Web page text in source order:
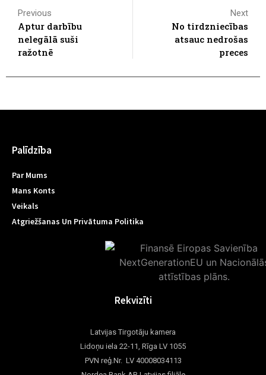
Previous
Aptur darbību
nelegālā suši
ražotnē
Next
No tirdzniecības
atsauc nedrošas
preces
Palīdzība
Par Mums
Mans Konts
Veikals
Atgriežšanas Un Privātuma Politika
Rekvizīti
Latvijas Tirgotāju kamera
Lidoņu iela 22-11, Rīga LV 1055
PVN reģ.Nr. LV 40008034113